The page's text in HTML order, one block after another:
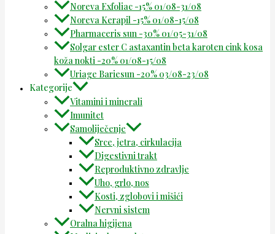
Noreva Exfoliac -15% 01/08-31/08
Noreva Kerapil -15% 01/08-15/08
Pharmaceris sun -30% 01/05-31/08
Solgar ester C astaxantin beta karoten cink kosa
koža nokti -20% 01/08-15/08
Uriage Bariesun -20% 03/08-23/08
Kategorije
Vitamini i minerali
Imunitet
Samoliječenje
Srce, jetra, cirkulacija
Digestivni trakt
Reproduktivno zdravlje
Uho, grlo, nos
Kosti, zglobovi i mišići
Nervni sistem
Oralna higijena